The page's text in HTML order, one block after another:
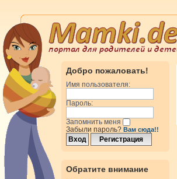
Добро пожаловать!
Имя пользователя:
Пароль:
Запомнить меня
Забыли пароль? Вам сюда!!
Обратите внимание